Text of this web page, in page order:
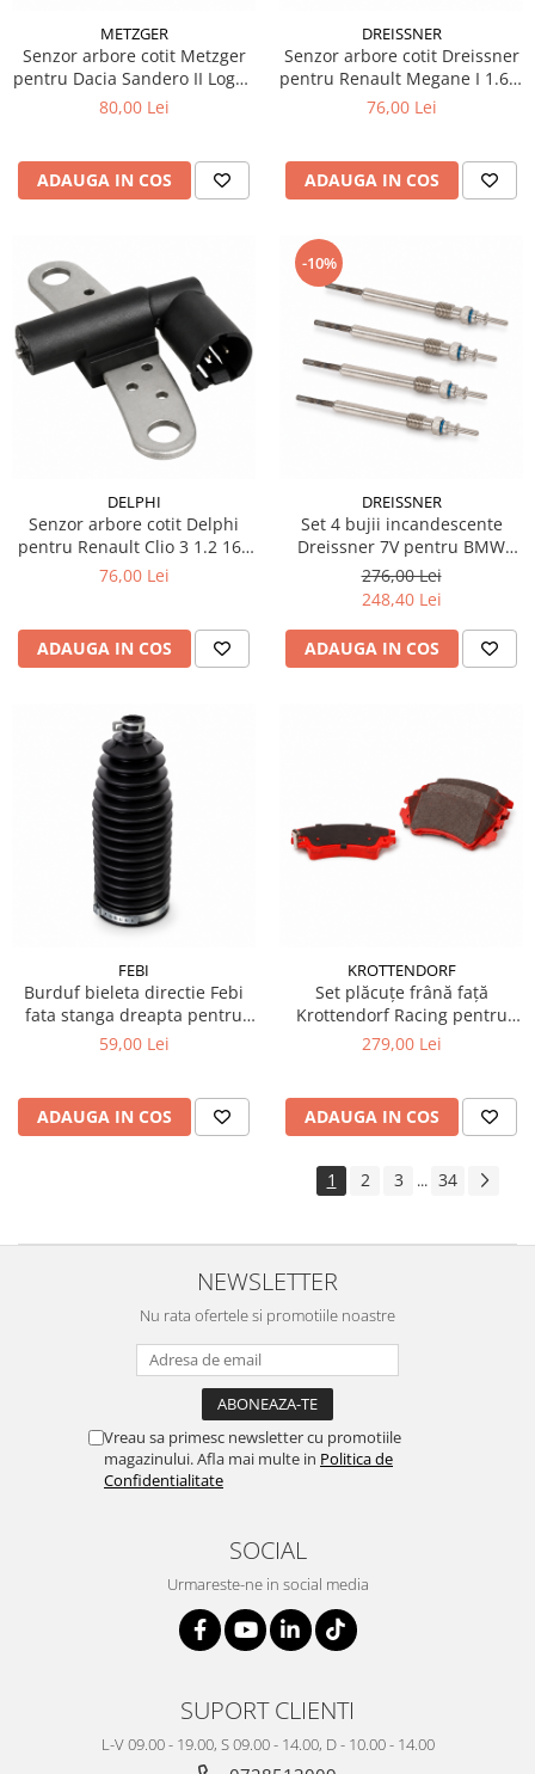
METZGER
Senzor arbore cotit Metzger
pentru Dacia Sandero II Logan
II 1.2 si 1.2 LPG
80,00 Lei
ADAUGA IN COS
DREISSNER
Senzor arbore cotit Dreissner
pentru Renault Megane I 1.6 e
66 kW
76,00 Lei
ADAUGA IN COS
DELPHI
Senzor arbore cotit Delphi
pentru Renault Clio 3 1.2 16V
benzina
76,00 Lei
ADAUGA IN COS
-10%
DREISSNER
Set 4 bujii incandescente
Dreissner 7V pentru BMW
Seria 5 F10 / F11 diesel
276,00 Lei
248,40 Lei
ADAUGA IN COS
FEBI
Burduf bieleta directie Febi
fata stanga dreapta pentru
BMW Seria 5 G30 G31
59,00 Lei
ADAUGA IN COS
KROTTENDORF
Set plăcuțe frână față
Krottendorf Racing pentru
Saab 9-5 YS3G
279,00 Lei
ADAUGA IN COS
1 2 3 ... 34
NEWSLETTER
Nu rata ofertele si promotiile noastre
Vreau sa primesc newsletter cu promotiile
magazinului. Afla mai multe in Politica de
Confidentialitate
SOCIAL
Urmareste-ne in social media
SUPORT CLIENTI
L-V 09.00 - 19.00, S 09.00 - 14.00, D - 10.00 - 14.00